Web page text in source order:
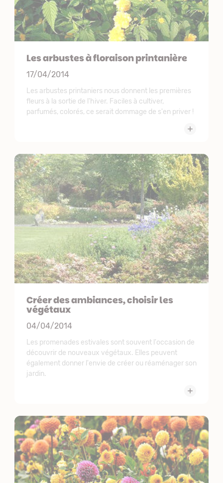
Les arbustes à floraison printanière
17/04/2014
Les arbustes printaniers nous donnent les premières
fleurs à la sortie de l'hiver. Faciles à cultiver,
parfumés, colorés, ce serait dommage de s'en priver !
Créer des ambiances, choisir les
végétaux
04/04/2014
Les promenades estivales sont souvent l'occasion de
découvrir de nouveaux végétaux. Elles peuvent
également donner l'envie de créer ou réaménager son
jardin.